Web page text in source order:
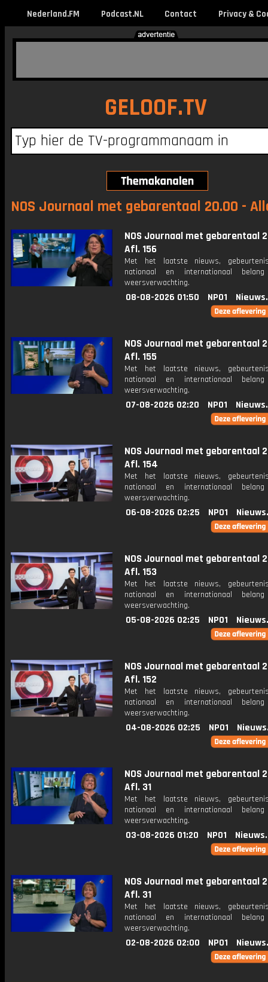
Nederland.FM Podcast.NL Contact Privacy &
GELOOF.TV
NOS Journaal met gebarentaal 20.00 -
NOS Journaal met gebarentaal
Afl. 156
Met het laatste nieuws,
nationaal en internationaal
weersverwachting.
08-08-2026 01:50 NPO1
NOS Journaal met gebarentaal
Afl. 155
Met het laatste nieuws,
nationaal en internationaal
weersverwachting.
07-08-2026 02:20 NPO1
NOS Journaal met gebarentaal
Afl. 154
Met het laatste nieuws,
nationaal en internationaal
weersverwachting.
06-08-2026 02:25 NPO1
NOS Journaal met gebarentaal
Afl. 153
Met het laatste nieuws,
nationaal en internationaal
weersverwachting.
05-08-2026 02:25 NPO1
NOS Journaal met gebarentaal
Afl. 152
Met het laatste nieuws,
nationaal en internationaal
weersverwachting.
04-08-2026 02:25 NPO1
NOS Journaal met gebarentaal
Afl. 31
Met het laatste nieuws,
nationaal en internationaal
weersverwachting.
03-08-2026 01:20 NPO1
NOS Journaal met gebarentaal
Afl. 31
Met het laatste nieuws,
nationaal en internationaal
weersverwachting.
02-08-2026 02:00 NPO1